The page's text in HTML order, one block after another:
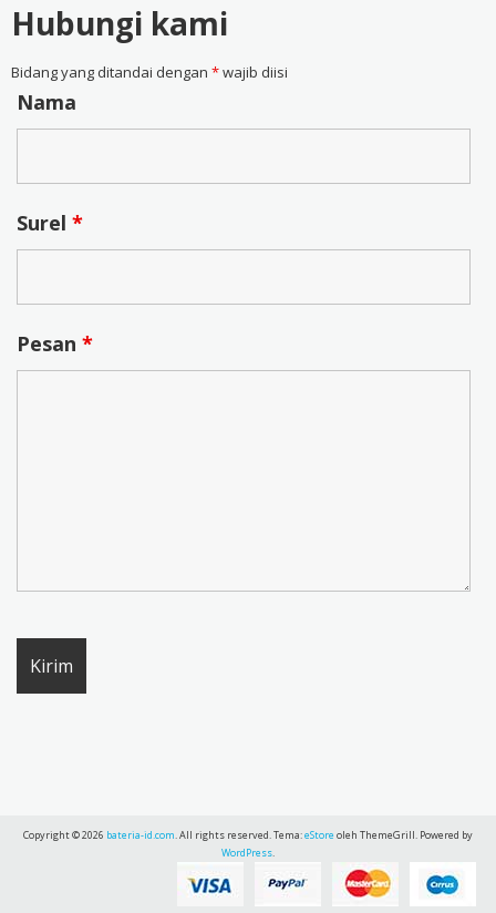
Hubungi kami
Bidang yang ditandai dengan *wajib diisi
Nama
Surel *
Pesan *
Copyright © 2026 bateria-id.com. All rights reserved. Tema:eStore oleh ThemeGrill. Powered by
WordPress.